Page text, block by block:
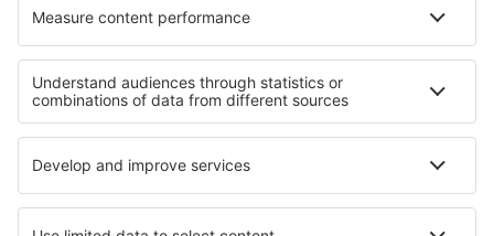
Felhasználási feltételek
Foglalásaim
Adatvédelmi Irányelvek
Segítség és kapcsolat